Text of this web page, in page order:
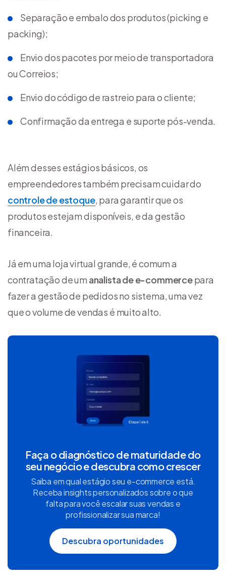
Separação e embalo dos produtos (picking e
packing);
Envio dos pacotes por meio de transportadora
ou Correios;
Envio do código de rastreio para o cliente;
Confirmação da entrega e suporte pós-venda.
Além desses estágios básicos, os
empreendedores também precisam cuidar do
controle de estoque, para garantir que os
produtos estejam disponíveis, e da gestão
financeira.
Já em uma loja virtual grande, é comum a
contratação de um analista de e-commercepara
fazer a gestão de pedidos no sistema, uma vez
que o volume de vendas é muito alto.
Faça o diagnóstico de maturidade do
seu negócio e descubra como crescer
Saiba em qual estágio seu e-commerce está.
Receba insights personalizados sobre o que
falta para você escalar suas vendas e
profissionalizar sua marca!
Descubra oportunidades